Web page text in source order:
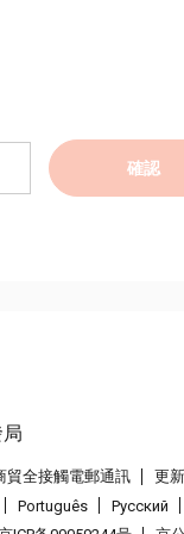
確認
貿全接觸電郵通訊 更
Português Pусский